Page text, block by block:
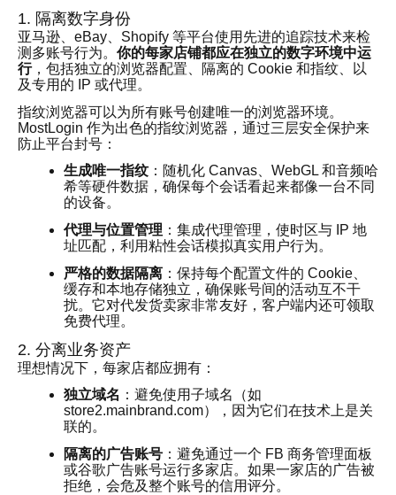
1. 隔离数字身份
亚马逊、eBay、Shopify 等平台使用先进的追踪技术来检
测多账号行为。 你的每家店铺都应在独立的数字环境中运
行，包括独立的浏览器配置、隔离的 Cookie 和指纹、以
及专用的 IP 或代理。
指纹浏览器可以为所有账号创建唯一的浏览器环境。
MostLogin 作为出色的指纹浏览器，通过三层安全保护来
防止平台封号：
生成唯一指纹：随机化 Canvas、WebGL 和音频哈
希等硬件数据，确保每个会话看起来都像一台不同
的设备。
代理与位置管理 ：集成代理管理，使时区与 IP 地
址匹配，利用粘性会话模拟真实用户行为。
严格的数据隔离 ：保持每个配置文件的 Cookie、
缓存和本地存储独立，确保账号间的活动互不干
扰。它对代发货卖家非常友好，客户端内还可领取
免费代理。
2. 分离业务资产
理想情况下，每家店都应拥有：
独立域名 ：避免使用子域名（如
store2.mainbrand.com），因为它们在技术上是关
联的。
隔离的广告账号 ：避免通过一个 FB 商务管理面板
或谷歌广告账号运行多家店。如果一家店的广告被
拒绝，会危及整个账号的信用评分。